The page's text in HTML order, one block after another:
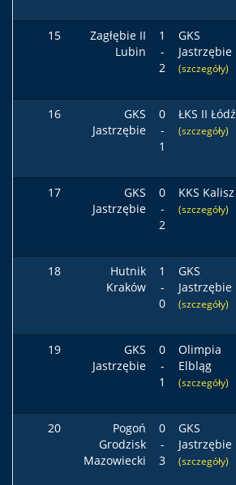
15
Zagłębie II
Lubin
1
-
2
GKS
Jastrzębie
(szczegóły)
16
GKS
Jastrzębie
0
-
1
ŁKS II Łódź
(szczegóły)
17
GKS
Jastrzębie
0
-
2
KKS Kalisz
(szczegóły)
18
Hutnik
Kraków
1
-
0
GKS
Jastrzębie
(szczegóły)
19
GKS
Jastrzębie
0
-
1
Olimpia
Elbląg
(szczegóły)
20
Pogoń
Grodzisk
Mazowiecki
0
-
3
GKS
Jastrzębie
(szczegóły)